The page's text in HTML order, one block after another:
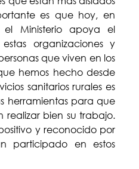
es que hoy, en
el Ministerio apoya el
organizaciones y
que viven en los
hemos hecho desde
sanitarios rurales es
herramientas para que
realizar bien su trabajo.
y reconocido por
participado en estos